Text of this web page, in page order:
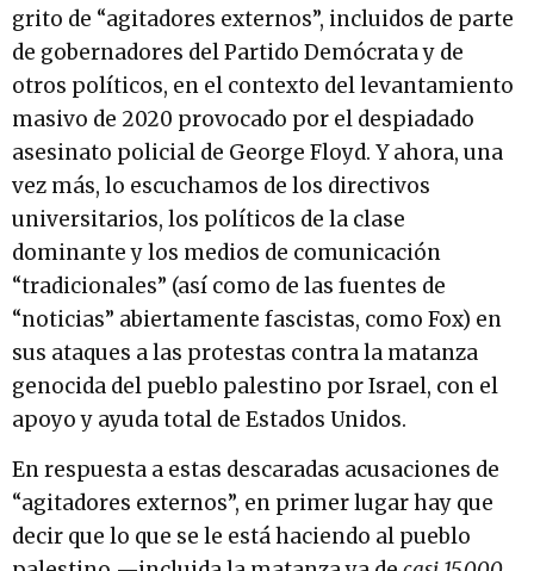
grito de “agitadores externos”, incluidos de parte
de gobernadores del Partido Demócrata y de
otros políticos, en el contexto del levantamiento
masivo de 2020 provocado por el despiadado
asesinato policial de George Floyd. Y ahora, una
vez más, lo escuchamos de los directivos
universitarios, los políticos de la clase
dominante y los medios de comunicación
“tradicionales” (así como de las fuentes de
“noticias” abiertamente fascistas, como Fox) en
sus ataques a las protestas contra la matanza
genocida del pueblo palestino por Israel, con el
apoyo y ayuda total de Estados Unidos.
En respuesta a estas descaradas acusaciones de
“agitadores externos”, en primer lugar hay que
decir que lo que se le está haciendo al pueblo